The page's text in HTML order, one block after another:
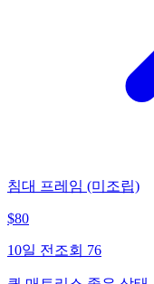
침대 프레임 (미조립)
$80
10일 전 조회 76